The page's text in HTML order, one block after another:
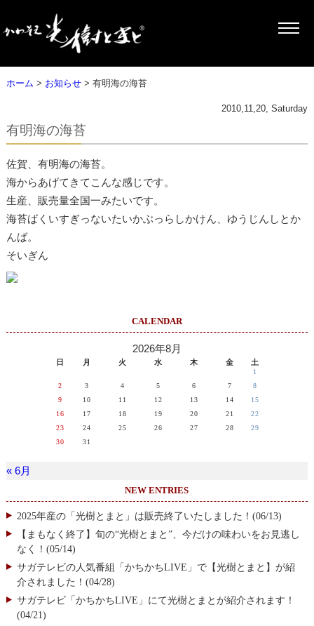
ホーム > お知らせ> 有明海の海苔
2010,11,20, Saturday
有明海の海苔
佐賀、有明海の海苔。
海からあげてきてこんな感じです。
生産、販売量全国一みたいです。
海苔ばくいすぎっないたいかぶっらしかけん、ゆうじんしとか
んば。
そいぎん
CALENDAR
2026年8月
日 月 火 水 木 金 土
1
2
3 4 5 6 7
8
9
10 11 12 13 14
15
16
17 18 19 20 21
22
23
24 25 26 27 28
29
30
31
« 6月
NEW ENTRIES
2025年産の「光樹とまと」は販売終了いたしました！(06/13)
【まもなく終了】旬の“光樹とまと”、今だけの味わいをお見逃し
なく！(05/14)
サガテレビの人気番組「かちかちLIVE」で【光樹とまと】が紹
介されました！(04/28)
サガテレビ「かちかちLIVE」にて光樹とまとが紹介されます！
(04/21)